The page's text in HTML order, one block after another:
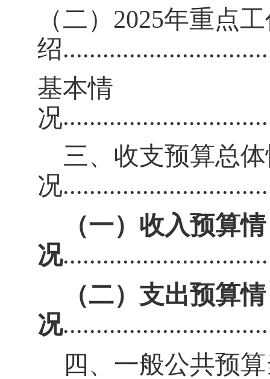
（二） 2025年重点
绍
基本情
况
三、收支预算总
况
（一）收入预算情
况
（二）支出预算情
况
四、一般公共预